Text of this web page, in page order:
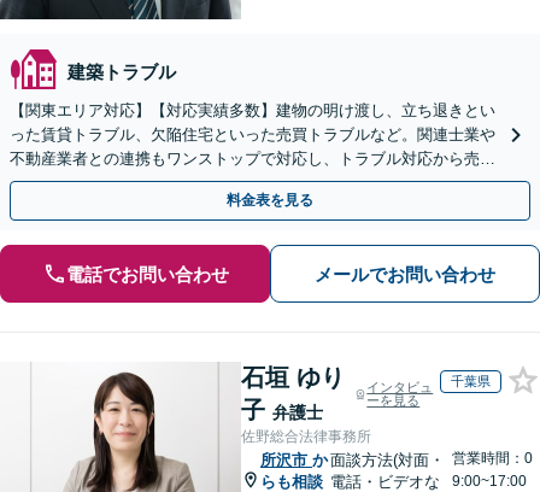
建築トラブル
【関東エリア対応】【対応実績多数】建物の明け渡し、立ち退きとい
った賃貸トラブル、欠陥住宅といった売買トラブルなど。関連士業や
不動産業者との連携もワンストップで対応し、トラブル対応から売却
まで徹底サポート【初回相談無料】
料金表を見る
電話でお問い合わせ メールでお問い合わせ
石垣 ゆり
子 弁護士
インタビュ
ーを見る
千葉県
佐野総合法律事務所
所沢市 か
らも相談
面談方法(対面・
電話・ビデオな
営業時間：0
9:00~17:00